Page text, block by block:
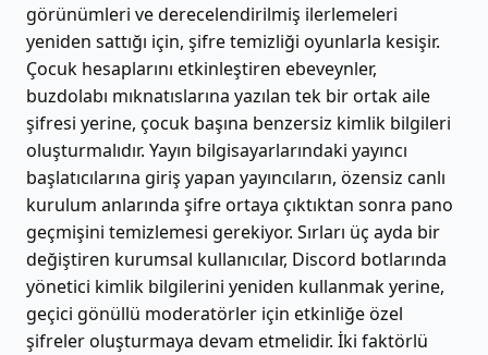
görünümleri ve derecelendirilmiş ilerlemeleri
yeniden sattığı için, şifre temizliği oyunlarla kesişir.
Çocuk hesaplarını etkinleştiren ebeveynler,
buzdolabı mıknatıslarına yazılan tek bir ortak aile
şifresi yerine, çocuk başına benzersiz kimlik bilgileri
oluşturmalıdır. Yayın bilgisayarlarındaki yayıncı
başlatıcılarına giriş yapan yayıncıların, özensiz canlı
kurulum anlarında şifre ortaya çıktıktan sonra pano
geçmişini temizlemesi gerekiyor. Sırları üç ayda bir
değiştiren kurumsal kullanıcılar, Discord botlarında
yönetici kimlik bilgilerini yeniden kullanmak yerine,
geçici gönüllü moderatörler için etkinliğe özel
şifreler oluşturmaya devam etmelidir. İki faktörlü